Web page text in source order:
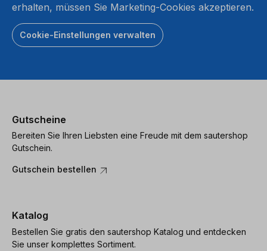
erhalten, müssen Sie Marketing-Cookies akzeptieren.
Cookie-Einstellungen verwalten
Gutscheine
Bereiten Sie Ihren Liebsten eine Freude mit dem sautershop
Gutschein.
Gutschein bestellen
Katalog
Bestellen Sie gratis den sautershop Katalog und entdecken
Sie unser komplettes Sortiment.